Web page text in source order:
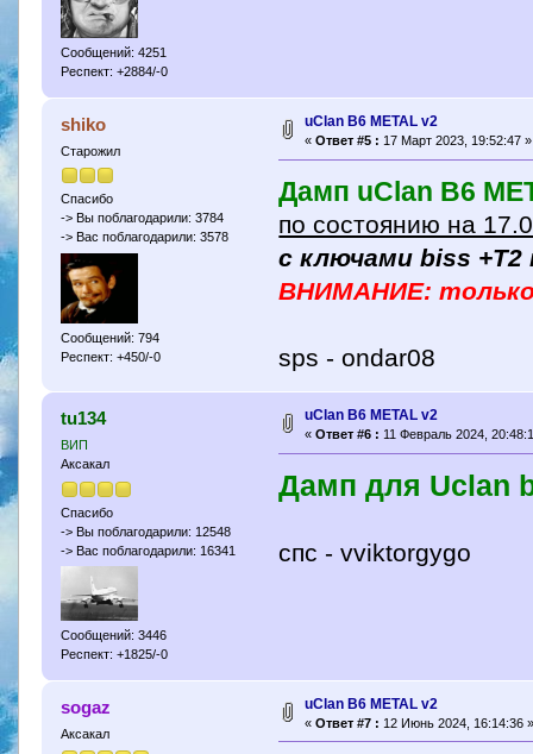
Сообщений: 4251
Респект: +2884/-0
shiko
Старожил
Спасибо
-> Вы поблагодарили: 3784
-> Вас поблагодарили: 3578
Сообщений: 794
Респект: +450/-0
uClan B6 METAL v2
« Ответ #5 : 17 Март 2023, 19:52:47 »
Дамп uClan B6
по состоянию на
с ключами biss +Т2
ВНИМАНИЕ: только
sps - ondar08
tu134
ВИП
Аксакал
Спасибо
-> Вы поблагодарили: 12548
-> Вас поблагодарили: 16341
Сообщений: 3446
Респект: +1825/-0
uClan B6 METAL v2
« Ответ #6 : 11 Февраль 2024,
Дамп для Uclan
спс - vviktorgygo
sogaz
Аксакал
uClan B6 METAL v2
« Ответ #7 : 12 Июнь 2024, 16:14:36 »